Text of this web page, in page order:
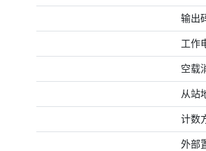
输出
工作
空载
从站
计数
外部